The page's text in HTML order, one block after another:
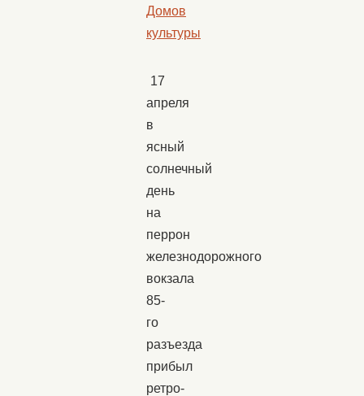
Домов
культуры
17
апреля
в
ясный
солнечный
день
на
перрон
железнодорожного
вокзала
85-
го
разъезда
прибыл
ретро-